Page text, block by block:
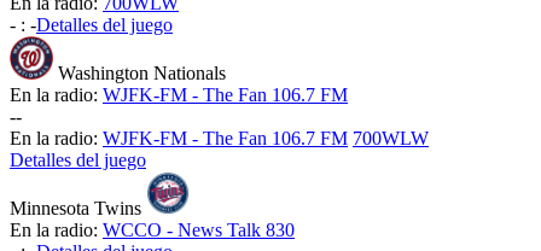
- : -Detalles del juego
Washington Nationals
En la radio: WJFK-FM - The Fan 106.7 FM
--
En la radio: WJFK-FM - The Fan 106.7 FM 700WLW
Detalles del juego
Minnesota Twins
En la radio: WCCO - News Talk 830